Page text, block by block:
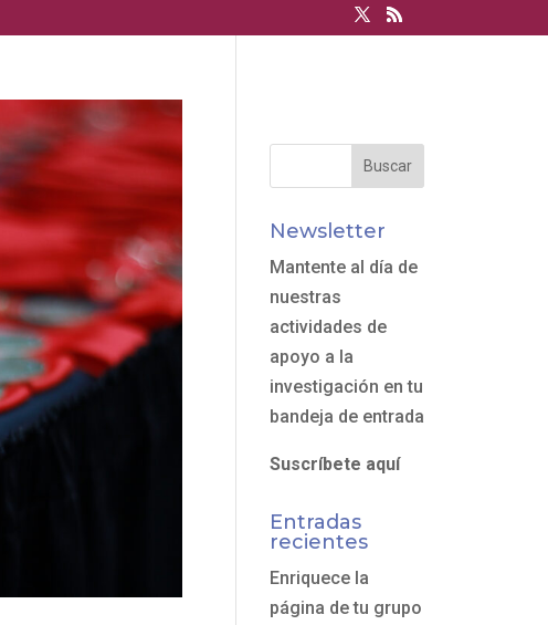
Newsletter
Mantente al día de
nuestras
actividades de
apoyo a la
investigación en tu
bandeja de entrada
Suscríbete aquí
Entradas
recientes
Enriquece la
página de tu grupo